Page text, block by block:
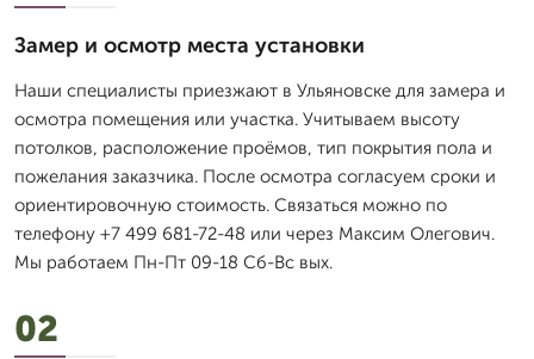
Замер и осмотр места установки
Наши специалисты приезжают в Ульяновске для замера и
осмотра помещения или участка. Учитываем высоту
потолков, расположение проёмов, тип покрытия пола и
пожелания заказчика. После осмотра согласуем сроки и
ориентировочную стоимость. Связаться можно по
телефону +7 499 681-72-48 или через Максим Олегович.
Мы работаем Пн-Пт 09-18 Сб-Вс вых.
02